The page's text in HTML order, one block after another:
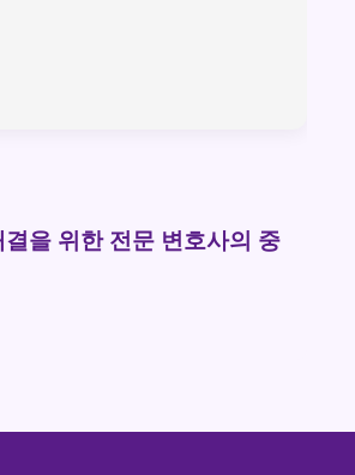
을 위한 전문 변호사의 중